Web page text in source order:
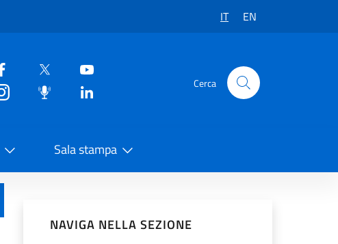
IT EN
Cerca
Sala stampa
NAVIGA NELLA SEZIONE